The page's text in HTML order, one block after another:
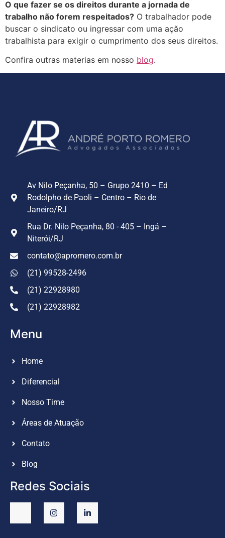
O que fazer se os direitos durante a jornada de
trabalho não forem respeitados? O trabalhador pode
buscar o sindicato ou ingressar com uma ação
trabalhista para exigir o cumprimento dos seus direitos.
Confira outras materias em nosso blog.
Av Nilo Peçanha, 50 – Grupo 2410 – Ed
Rodolpho de Paoli – Centro – Rio de
Janeiro/RJ
Rua Dr. Nilo Peçanha, 80 - 405 – Ingá –
Niterói/RJ
contato@apromero.com.br
(21) 99528-2496
(21) 22928980
(21) 22928982
Menu
Home
Diferencial
Nosso Time
Áreas de Atuação
Contato
Blog
Redes Sociais